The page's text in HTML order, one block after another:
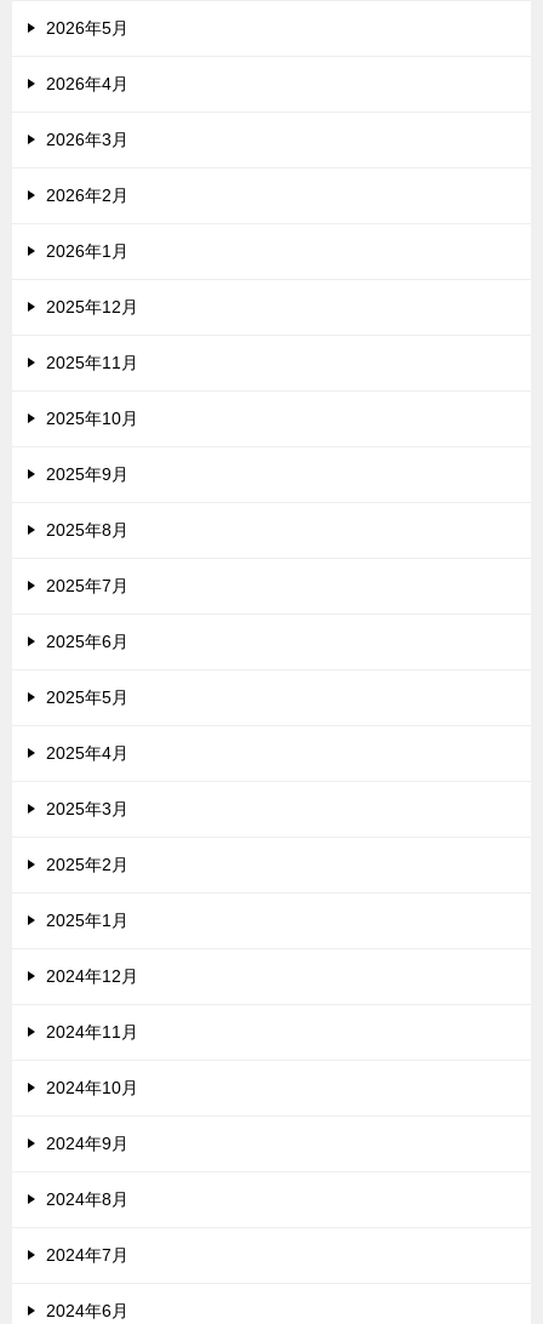
2026年5月
2026年4月
2026年3月
2026年2月
2026年1月
2025年12月
2025年11月
2025年10月
2025年9月
2025年8月
2025年7月
2025年6月
2025年5月
2025年4月
2025年3月
2025年2月
2025年1月
2024年12月
2024年11月
2024年10月
2024年9月
2024年8月
2024年7月
2024年6月